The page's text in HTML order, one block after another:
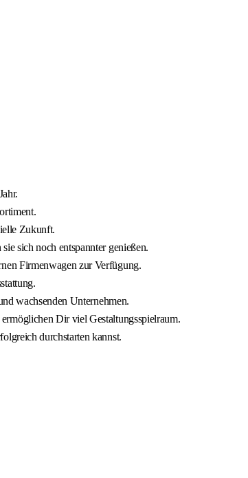
Zukunft.
sich noch entspannter genießen.
Firmenwagen zur Verfügung.
wachsenden Unternehmen.
Dir viel Gestaltungsspielraum.
durchstarten kannst.